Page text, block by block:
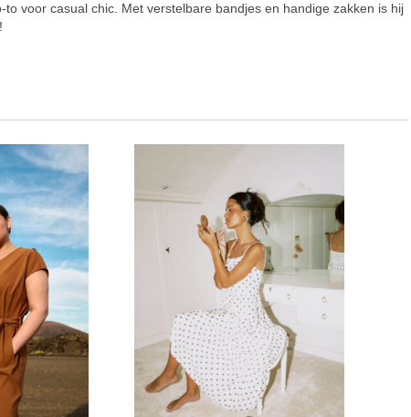
voor casual chic. Met verstelbare bandjes en handige zakken is hij